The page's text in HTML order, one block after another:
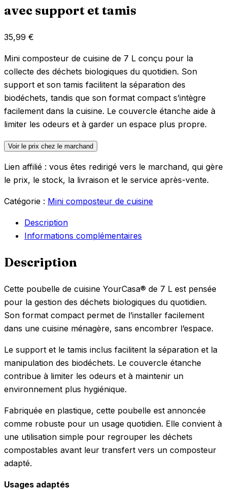
avec support et tamis
35,99 €
Mini composteur de cuisine de 7 L conçu pour la
collecte des déchets biologiques du quotidien. Son
support et son tamis facilitent la séparation des
biodéchets, tandis que son format compact s’intègre
facilement dans la cuisine. Le couvercle étanche aide à
limiter les odeurs et à garder un espace plus propre.
Voir le prix chez le marchand
Lien affilié : vous êtes redirigé vers le marchand, qui gère
le prix, le stock, la livraison et le service après-vente.
Catégorie : Mini composteur de cuisine
Description
Informations complémentaires
Description
Cette poubelle de cuisine YourCasa® de 7 L est pensée
pour la gestion des déchets biologiques du quotidien.
Son format compact permet de l’installer facilement
dans une cuisine ménagère, sans encombrer l’espace.
Le support et le tamis inclus facilitent la séparation et la
manipulation des biodéchets. Le couvercle étanche
contribue à limiter les odeurs et à maintenir un
environnement plus hygiénique.
Fabriquée en plastique, cette poubelle est annoncée
comme robuste pour un usage quotidien. Elle convient à
une utilisation simple pour regrouper les déchets
compostables avant leur transfert vers un composteur
adapté.
Usages adaptés